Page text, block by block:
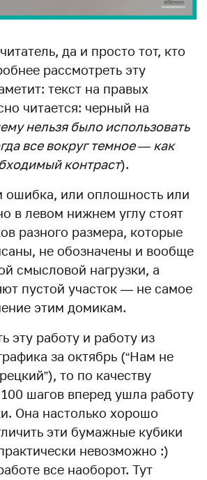
да и просто тот, кто
рассмотреть эту
текст на правых
читается: черный на
нельзя было использовать
все вокруг темное — как
контраст).
ошибка, или оплошность или
в левом нижнем углу стоят
разного размера, которые
не обозначены и вообще
смысловой нагрузки, а
пустой участок — не самое
этим домикам.
эту работу и работу из
за октябрь (“Нам не
то по качеству
шагов вперед ушла работу
Она настолько хорошо
эти бумажные кубики
невозможно :)
все наоборот. Тут